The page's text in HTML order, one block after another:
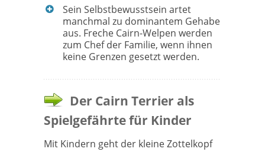
Sein Selbstbewusstsein artet
manchmal zu dominantem Gehabe
aus. Freche Cairn-Welpen werden
zum Chef der Familie, wenn ihnen
keine Grenzen gesetzt werden.
Der Cairn Terrier als
Spielgefährte für Kinder
Mit Kindern geht der kleine Zottelkopf